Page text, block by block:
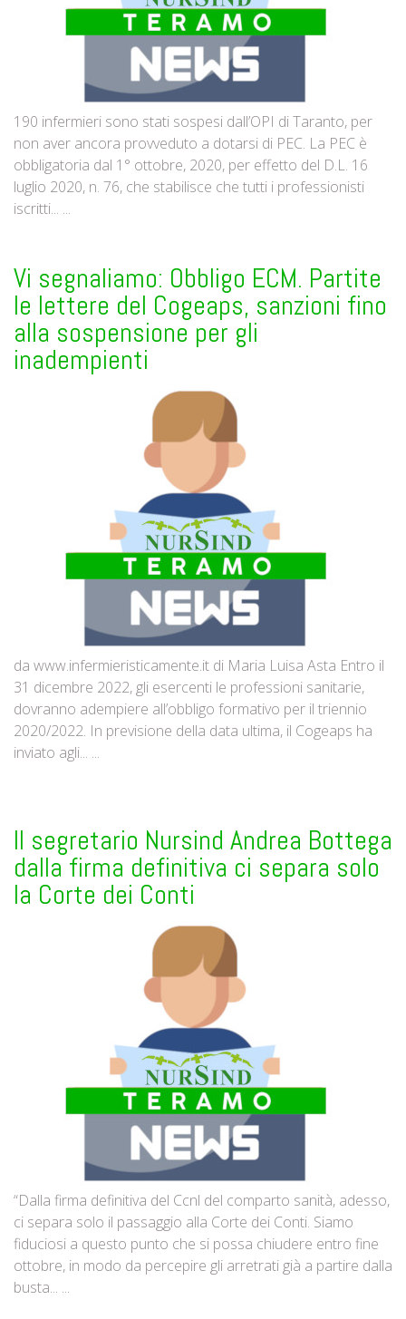
190 infermieri sono stati sospesi dall’OPI di Taranto, per
non aver ancora provveduto a dotarsi di PEC. La PEC è
obbligatoria dal 1° ottobre, 2020, per effetto del D.L. 16
luglio 2020, n. 76, che stabilisce che tutti i professionisti
iscritti... ...
Vi segnaliamo: Obbligo ECM. Partite
le lettere del Cogeaps, sanzioni fino
alla sospensione per gli
inadempienti
da www.infermieristicamente.it di Maria Luisa Asta Entro il
31 dicembre 2022, gli esercenti le professioni sanitarie,
dovranno adempiere all’obbligo formativo per il triennio
2020/2022. In previsione della data ultima, il Cogeaps ha
inviato agli... ...
Il segretario Nursind Andrea Bottega
dalla firma definitiva ci separa solo
la Corte dei Conti
“Dalla firma definitiva del Ccnl del comparto sanità, adesso,
ci separa solo il passaggio alla Corte dei Conti. Siamo
fiduciosi a questo punto che si possa chiudere entro fine
ottobre, in modo da percepire gli arretrati già a partire dalla
busta... ...